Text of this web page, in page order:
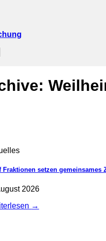
Fraktionen setzen
2026
→